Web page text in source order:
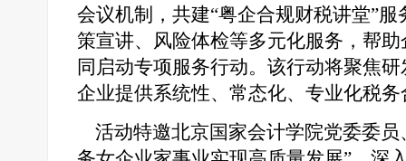
会议机制，共建“粤企合规财税讲堂”
策宣讲、风险体检等多元化服务，帮
同启动专项服务行动。该行动将聚焦
企业提供系统性、常态化、专业化税
活动特邀北京国家会计学院党委委员